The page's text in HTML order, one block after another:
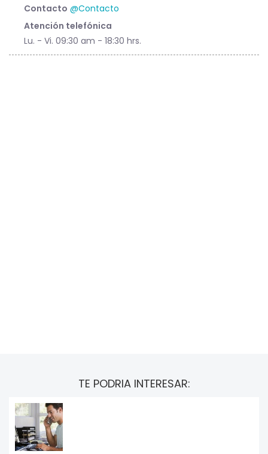
Contacto @Contacto
Atención telefónica
Lu. - Vi. 09:30 am - 18:30 hrs.
TE PODRIA INTERESAR: